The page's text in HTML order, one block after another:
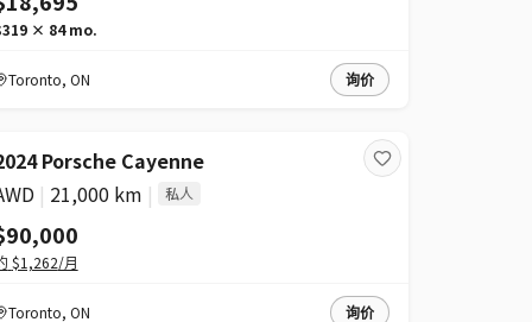
× 84mo.
Toronto, ON 询价
Porsche Cayenne
| 21,000 km | 私人
$1,262/月
Toronto, ON 询价